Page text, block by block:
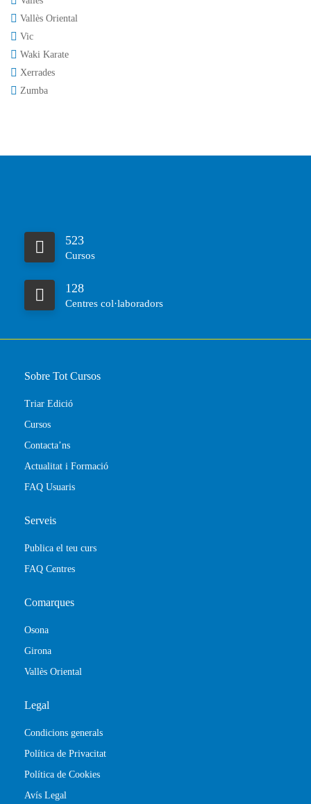
Vallès Oriental
Vic
Waki Karate
Xerrades
Zumba
523
Cursos
128
Centres col·laboradors
Sobre Tot Cursos
Triar Edició
Cursos
Contacta’ns
Actualitat i Formació
FAQ Usuaris
Serveis
Publica el teu curs
FAQ Centres
Comarques
Osona
Girona
Vallès Oriental
Legal
Condicions generals
Política de Privacitat
Política de Cookies
Avís Legal